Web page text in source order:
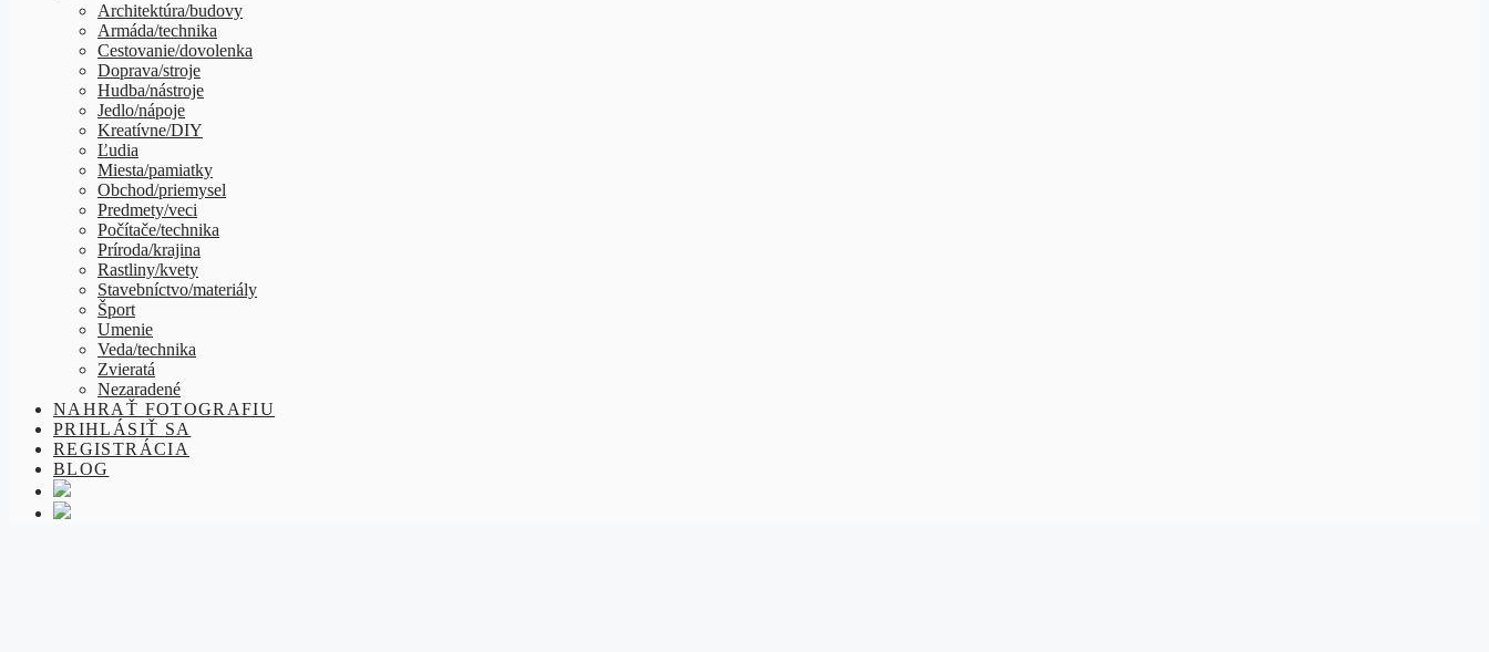
Architektúra/budovy
Armáda/technika
Cestovanie/dovolenka
Doprava/stroje
Hudba/nástroje
Jedlo/nápoje
Kreatívne/DIY
Ľudia
Miesta/pamiatky
Obchod/priemysel
Predmety/veci
Počítače/technika
Príroda/krajina
Rastliny/kvety
Stavebníctvo/materiály
Šport
Umenie
Veda/technika
Zvieratá
Nezaradené
NAHRAŤ FOTOGRAFIU
PRIHLÁSIŤ SA
REGISTRÁCIA
BLOG